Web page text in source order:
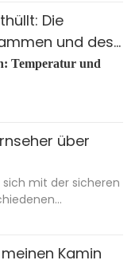
Die
und des
Temperatur und
über
mit der sicheren
Holz-, Gas-,
der
Kamin